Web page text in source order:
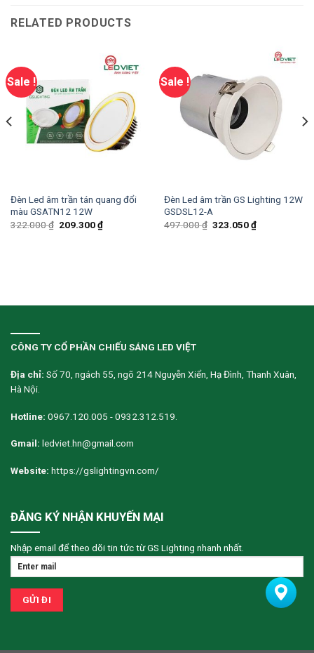
RELATED PRODUCTS
Sale !
Đèn Led âm trần tán quang đổi
màu GSATN12 12W
322.000₫ 209.300₫
Sale !
Đèn Led âm trần GS Lighting 12W
GSDSL12-A
497.000₫ 323.050₫
CÔNG TY CỔ PHẦN CHIẾU SÁNG LED VIỆT
Địa chỉ: Số 70, ngách 55, ngõ 214 Nguyễn Xiển, Hạ Đình, Thanh Xuân,
Hà Nội.
Hotline: 0967.120.005 - 0932.312.519.
Gmail: ledviet.hn@gmail.com
Website: https://gslightingvn.com/
ĐĂNG KÝ NHẬN KHUYẾN MẠI
Nhập email để theo dõi tin tức từ GS Lighting nhanh nhất.